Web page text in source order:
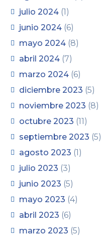
julio 2024 (1)
junio 2024 (6)
mayo 2024 (8)
abril 2024 (7)
marzo 2024 (6)
diciembre 2023 (5)
noviembre 2023 (8)
octubre 2023 (11)
septiembre 2023 (5)
agosto 2023 (1)
julio 2023 (3)
junio 2023 (5)
mayo 2023 (4)
abril 2023 (6)
marzo 2023 (5)